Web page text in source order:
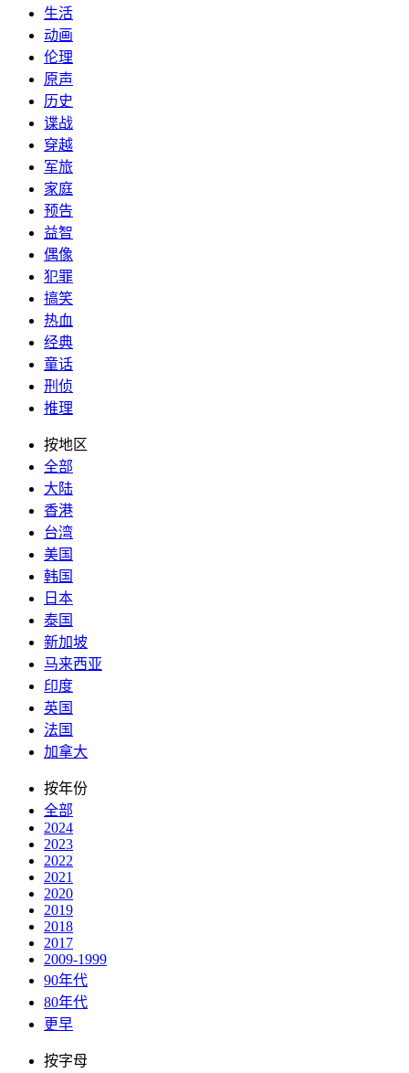
生活
动画
伦理
原声
历史
谍战
穿越
军旅
家庭
预告
益智
偶像
犯罪
搞笑
热血
经典
童话
刑侦
推理
按地区
全部
大陆
香港
台湾
美国
韩国
日本
泰国
新加坡
马来西亚
印度
英国
法国
加拿大
按年份
全部
2024
2023
2022
2021
2020
2019
2018
2017
2009-1999
90年代
80年代
更早
按字母